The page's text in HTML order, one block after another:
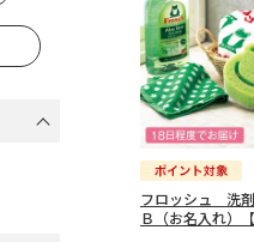
フロッシュ 洗
Ｂ（お名入れ）【